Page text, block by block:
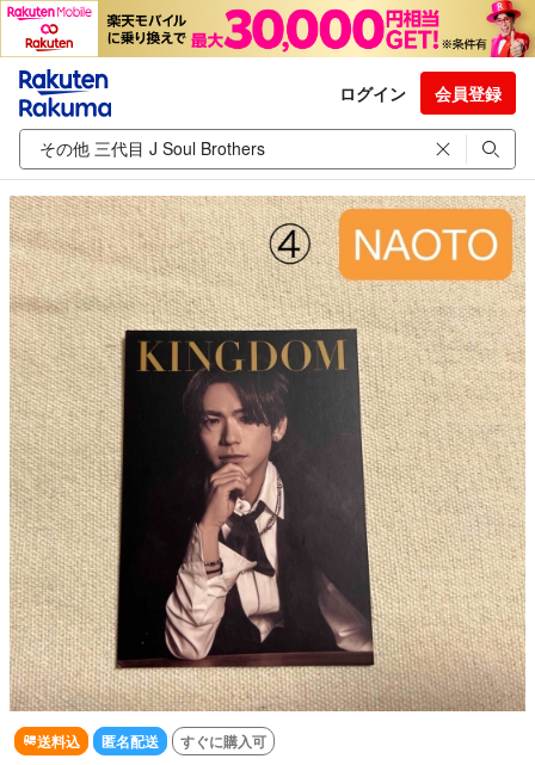
ログイン 会員登録
送料込 匿名配送 すぐに購入可